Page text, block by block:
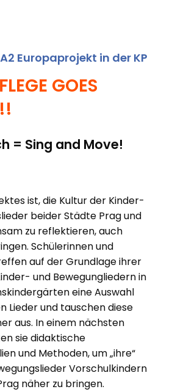
Europaprojekt in der KP
GOES
= Sing and Move!
ist, die Kultur der Kinder-
beider Städte Prag und
zu reflektieren, auch
Schülerinnen und
auf der Grundlage ihrer
und Bewegungliedern in
eine Auswahl
Lieder und tauschen diese
aus. In einem nächsten
sie didaktische
und Methoden, um „ihre“
Vorschulkindern
näher zu bringen.